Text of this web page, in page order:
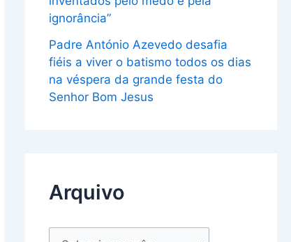
ignorância”
Padre António Azevedo desafia
fiéis a viver o batismo todos os dias
na véspera da grande festa do
Senhor Bom Jesus
Arquivo